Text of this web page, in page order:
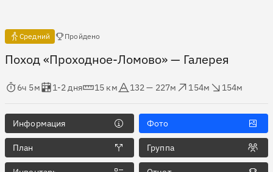
Средний Пройдено
Поход «Проходное-Ломово»— Галерея
в пути
6ч 5м
Оценка в днях
1-2 дня
Дистанция
15 км
Абсолютная высота
132 — 227м
Набор высоты
154м
Сброс высоты
154м
Информация Фото
План Группа